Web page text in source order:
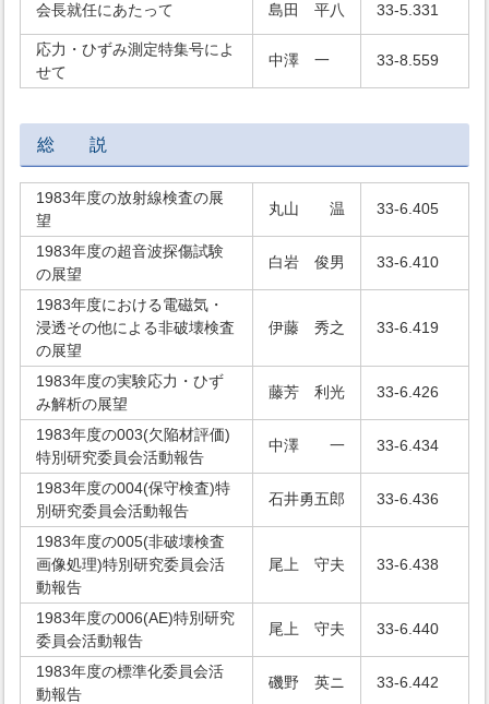
会長就任にあたって 島田 平八 33-5.331
応力・ひずみ測定特集号によ
せて
中澤 一 33-8.559
総 説
1983年度の放射線検査の展
望
丸山 温 33-6.405
1983年度の超音波探傷試験
の展望
白岩 俊男 33-6.410
1983年度における電磁気・
浸透その他による非破壊検査
の展望
伊藤 秀之 33-6.419
1983年度の実験応力・ひず
み解析の展望
藤芳 利光 33-6.426
1983年度の003(欠陥材評価)
特別研究委員会活動報告
中澤 一 33-6.434
1983年度の004(保守検査)特
別研究委員会活動報告
石井勇五郎 33-6.436
1983年度の005(非破壊検査
画像処理)特別研究委員会活
動報告
尾上 守夫 33-6.438
1983年度の006(AE)特別研究
委員会活動報告
尾上 守夫 33-6.440
1983年度の標準化委員会活
動報告
磯野 英ニ 33-6.442